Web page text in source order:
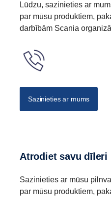
Lūdzu, sazinieties ar
par mūsu produktiem,
darbībām Scania
Sazinieties ar mums
Atrodiet savu dīleri
Sazinieties ar mūsu
par mūsu produktiem,